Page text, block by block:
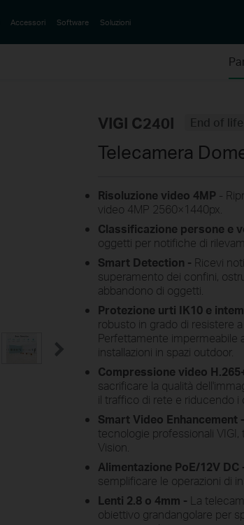
Accessori Software Soluzioni
VIGI C240I End of life
Telecamera
Risoluzione video 4MP -
video 4MP 2560×1440px.
Classificazione persone e
oggetti per notifiche di
Smart Detection - Ricevi
superamento dei confini,
abbandono di oggetti.
Protezione urti IK10 e
robusto in grado di resistere
Perfettamente impermeabile
installazioni in spazi outdoor.
Compressione video
sacrificare la qualità
il traffico di rete e riducendo
Smart Video Enhancement
tecnologie professionali VIGI,
Vision.
Alimentazione PoE/12V
semplificare le operazioni di
Lenti 2.8 o 4mm -
La
obiettivo grandangolare per